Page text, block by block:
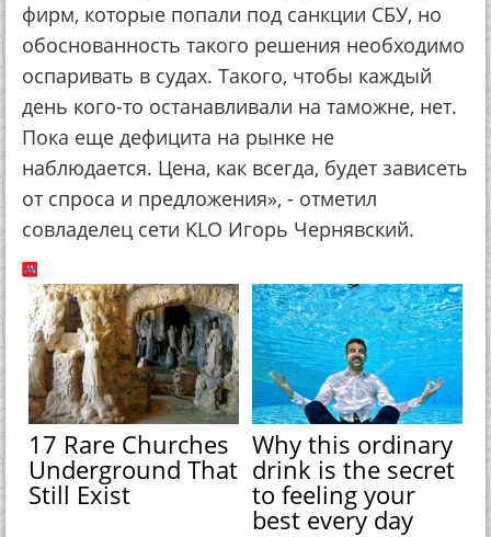
фирм, которые попали под санкции СБУ, но
обоснованность такого решения необходимо
оспаривать в судах. Такого, чтобы каждый
день кого-то останавливали на таможне, нет.
Пока еще дефицита на рынке не
наблюдается. Цена, как всегда, будет зависеть
от спроса и предложения», - отметил
совладелец сети KLO Игорь Чернявский.
17 Rare Churches
Underground That
Still Exist
Why this ordinary
drink is the secret
to feeling your
best every day